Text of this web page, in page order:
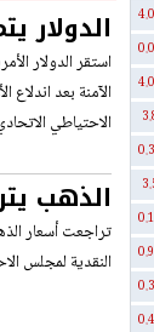
الدولار
استقر الدولار
الآمنة بعد
الاحتياطي
الذهب
تراجعت أسعار
النقدية لمجلس